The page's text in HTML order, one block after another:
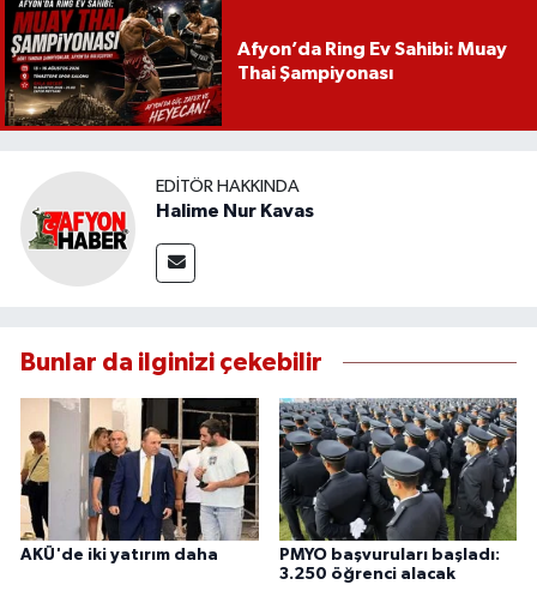
Afyon’da Ring Ev Sahibi: Muay
Thai Şampiyonası
EDITÖR HAKKINDA
Halime Nur Kavas
Bunlar da ilginizi çekebilir
AKÜ'de iki yatırım daha
PMYO başvuruları başladı:
3.250 öğrenci alacak